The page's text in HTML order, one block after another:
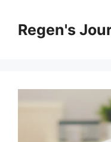
contentRegen's